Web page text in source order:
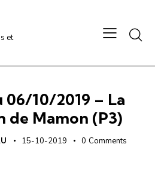
et
06/10/2019 – La
de Mamon (P3)
15-10-2019 0 Comments